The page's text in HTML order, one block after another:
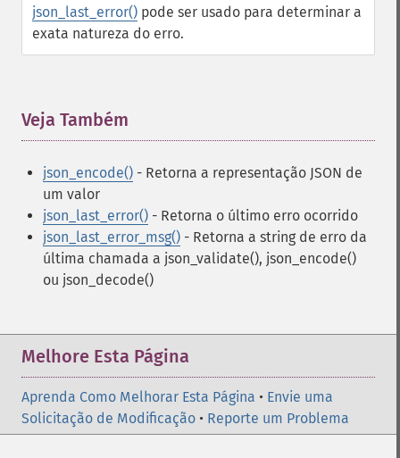
json_last_error() pode ser usado para determinar a
exata natureza do erro.
Veja Também
json_encode() - Retorna a representação JSON de
um valor
json_last_error() - Retorna o último erro ocorrido
json_last_error_msg() - Retorna a string de erro da
última chamada a json_validate(), json_encode()
ou json_decode()
Melhore Esta Página
Aprenda Como Melhorar Esta Página • Envie uma
Solicitação de Modificação • Reporte um Problema